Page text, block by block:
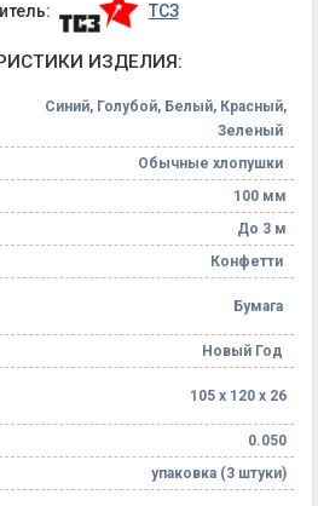
ТСЗ
ИЗДЕЛИЯ:
Синий, Голубой, Белый, Красный,
Зеленый
Обычные хлопушки
100 мм
До 3 м
Конфетти
Бумага
Новый Год
105 х 120 х 26
0.050
упаковка (3 штуки)